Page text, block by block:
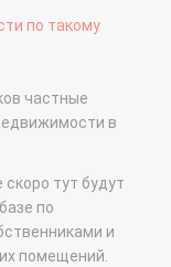
по такому
частные
в
тут будут
по
и
помещений.